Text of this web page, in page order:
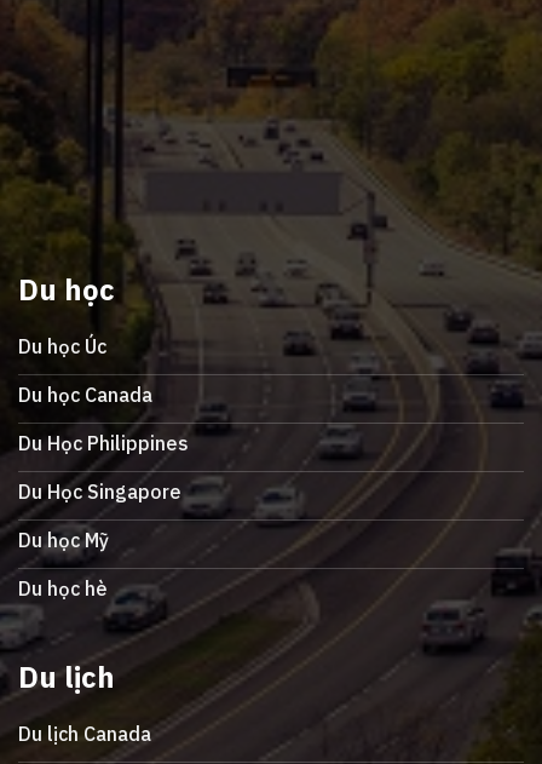
Du học
Du học Úc
Du học Canada
Du Học Philippines
Du Học Singapore
Du học Mỹ
Du học hè
Du lịch
Du lịch Canada